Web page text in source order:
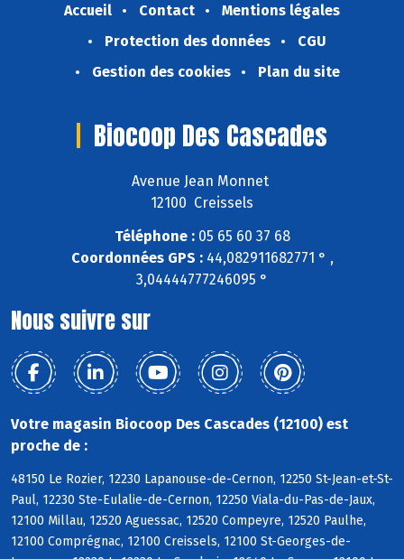
Accueil Contact
Mentions légales
Protection des données
CGU
Gestion des cookies
Plan du site
Biocoop Des Cascades
Avenue Jean Monnet
12100 Creissels
Téléphone :05 65 60 37 68
Coordonnées GPS :44,082911682771 ° ,
3,04444777246095 °
Nous suivre sur
Votre magasin Biocoop Des Cascades (12100) est
proche de :
48150 Le Rozier, 12230 Lapanouse-de-Cernon, 12250 St-Jean-et-St-
Paul, 12230 Ste-Eulalie-de-Cernon, 12250 Viala-du-Pas-de-Jaux,
12100 Millau, 12520 Aguessac, 12520 Compeyre, 12520 Paulhe,
12100 Comprégnac, 12100 Creissels, 12100 St-Georges-de-